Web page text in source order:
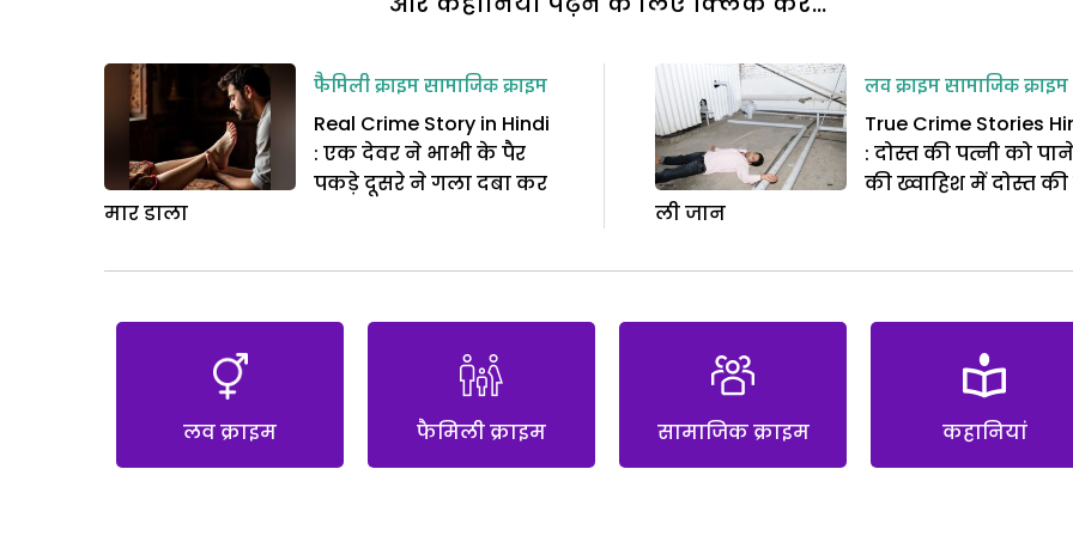
फैमिली क्राइमसामाजिक क्राइम
Real Crime Story in Hindi
: एक देवर ने भाभी के पैर
पकड़े दूसरे ने गला दबा कर
मार डाला
लव क्राइमसामाजिक क्राइम
True Crime Stories
: दोस्त की पत्नी को पाने
की ख्वाहिश में दोस्त की
ली जान
लव क्राइम फैमिली क्राइम सामाजिक क्राइम कहानियां